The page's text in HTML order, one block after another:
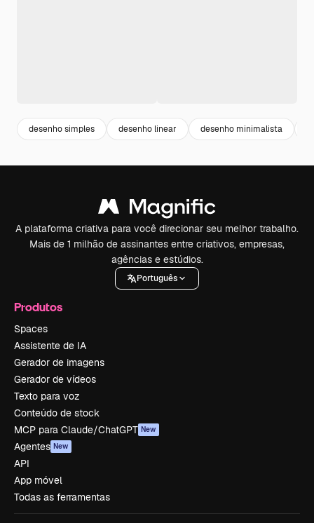
desenho simples desenho linear desenho minimalista
A plataforma criativa para você direcionar seu melhor trabalho.
Mais de 1 milhão de assinantes entre criativos, empresas,
agências e estúdios.
Português
Produtos
Spaces
Assistente de IA
Gerador de imagens
Gerador de vídeos
Texto para voz
Conteúdo de stock
MCP para Claude/ChatGPT New
Agentes New
API
App móvel
Todas as ferramentas